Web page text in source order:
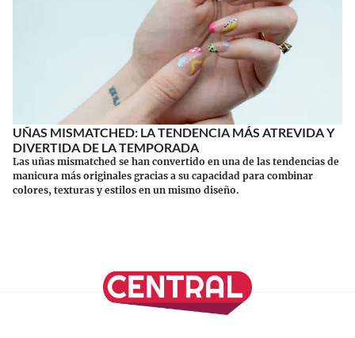
UÑAS MISMATCHED: LA TENDENCIA MÁS ATREVIDA Y
DIVERTIDA DE LA TEMPORADA
Las uñas mismatched se han convertido en una de las tendencias de
manicura más originales gracias a su capacidad para combinar
colores, texturas y estilos en un mismo diseño.